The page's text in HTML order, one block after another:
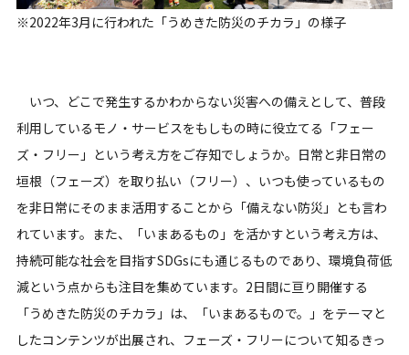
※2022年3月に行われた「うめきた防災のチカラ」の様子
いつ、どこで発生するかわからない災害への備えとして、普段
利用しているモノ・サービスをもしもの時に役立てる「フェー
ズ・フリー」という考え方をご存知でしょうか。日常と非日常の
垣根（フェーズ）を取り払い（フリー）、いつも使っているもの
を非日常にそのまま活用することから「備えない防災」とも言わ
れています。また、「いまあるもの」を活かすという考え方は、
持続可能な社会を目指すSDGsにも通じるものであり、環境負荷低
減という点からも注目を集めています。2日間に亘り開催する
「うめきた防災のチカラ」は、「いまあるもので。」をテーマと
したコンテンツが出展され、フェーズ・フリーについて知るきっ